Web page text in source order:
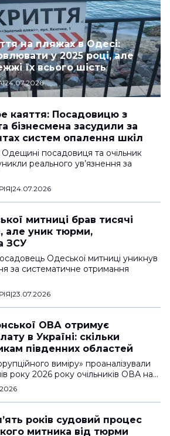
на пляжах в Одесі:
у 2025 році, але
їх всього шість
|24.07.2026
каяття: Посадовицю з
бізнесмена засудили за
систем опалення шкіл
посадовиця та очільник
реального ув’язнення за
|24.07.2026
митниці брав тисячі
але уник тюрми,
ЗСУ
Одеської митниці уникнув
за систематичне отримання
|23.07.2026
ОВА отримує
в Україні: скільки
південних областей
виміру» проаналізували
року 2026 року очільників ОВА на…
років судовий процес
митника від тюрми